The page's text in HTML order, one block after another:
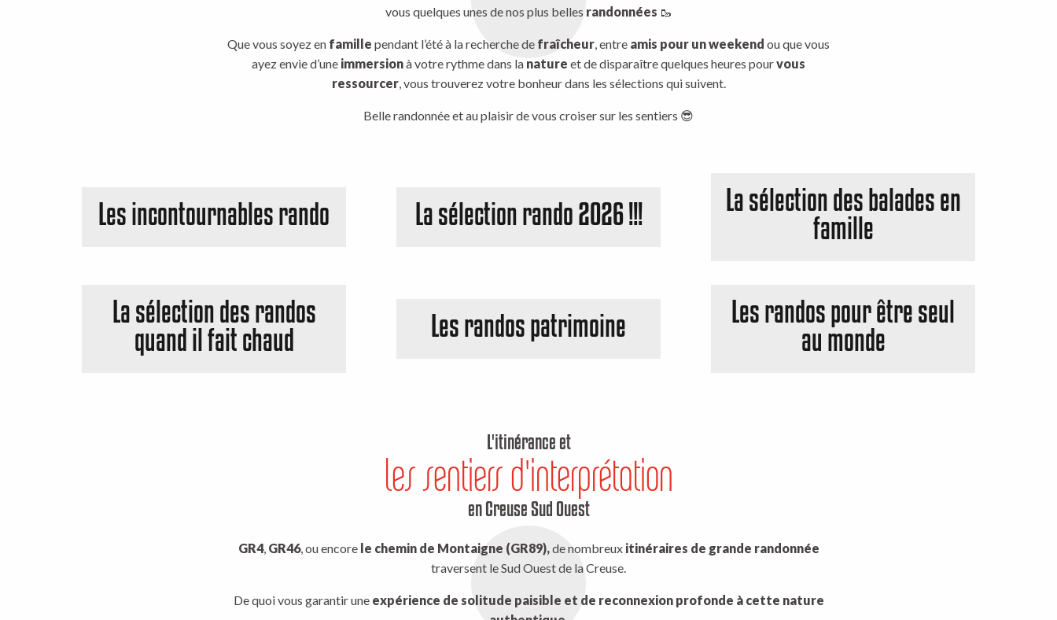
vous quelques unes de nos plus belles randonnées 🥾
Que vous soyez en famille pendant l’été à la recherche de fraîcheur, entre amis pour un weekend ou que vous
ayez envie d’une immersionà votre rythme dans la nature et de disparaître quelques heures pourvous
ressourcer, vous trouverez votre bonheur dans les sélections qui suivent.
Belle randonnée et au plaisir de vous croiser sur les sentiers 😎
Les incontournables rando La sélection rando 2026 !!!
La sélection des balades en
famille
La sélection des randos
quand il fait chaud
Les randos patrimoine
Les randos pour être seul
au monde
L'itinérance et
les sentiers d'interprétation
en Creuse Sud Ouest
GR4, GR46, ou encore le chemin de Montaigne (GR89),de nombreux itinéraires de grande randonnée
traversent le Sud Ouest de la Creuse.
De quoi vous garantir une expérience de solitude paisible et de reconnexion profonde à cette nature